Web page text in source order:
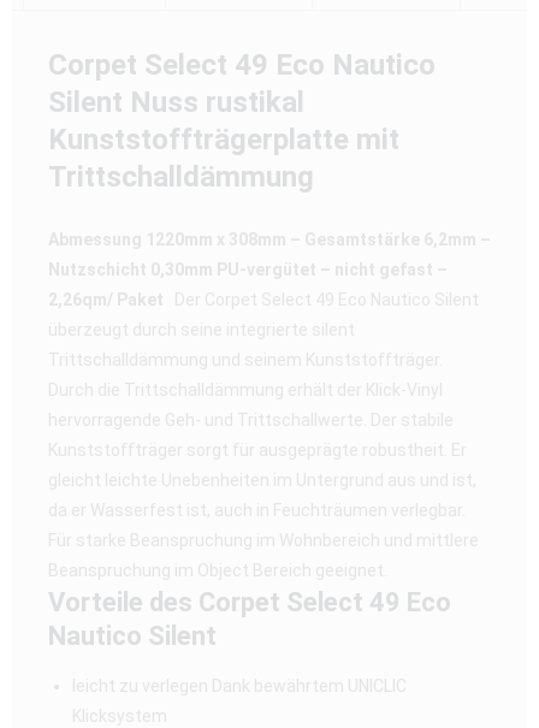
Corpet Select 49 Eco Nautico
Silent Nuss rustikal
Kunststoffträgerplatte mit
Trittschalldämmung
Abmessung 1220mm x 308mm – Gesamtstärke 6,2mm –
Nutzschicht 0,30mm PU-vergütet – nicht gefast –
2,26qm/ Paket Der Corpet Select 49 Eco Nautico Silent
überzeugt durch seine integrierte silent
Trittschalldämmung und seinem Kunststoffträger.
Durch die Trittschalldämmung erhält der Klick-Vinyl
hervorragende Geh- und Trittschallwerte. Der stabile
Kunststoffträger sorgt für ausgeprägte robustheit. Er
gleicht leichte Unebenheiten im Untergrund aus und ist,
da er Wasserfest ist, auch in Feuchträumen verlegbar.
Für starke Beanspruchung im Wohnbereich und mittlere
Beanspruchung im Object Bereich geeignet.
Vorteile des Corpet Select 49 Eco
Nautico Silent
leicht zu verlegen Dank bewährtem UNICLIC
Klicksystem